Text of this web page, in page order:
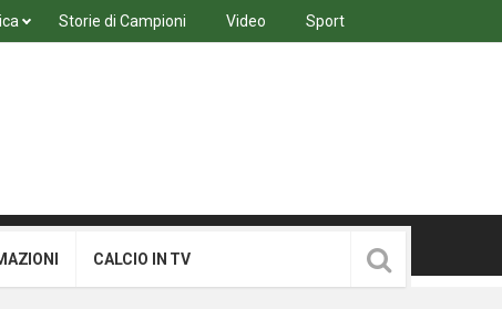
Storie di Campioni Video Sport
CALCIO IN TV